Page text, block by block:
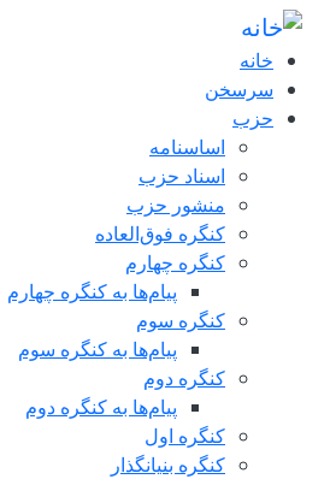
به محتوای اصلی
خانه
سرسخن
حزب
اساسنامه
اسناد حزب
منشور حزب
کنگره فوق‌العاده
کنگره چهارم
پیام‌ها به کنگره چهارم
کنگره سوم
پیام‌ها به کنگره سوم
کنگره دوم
پیام‌ها به کنگره دوم
کنگره اول
کنگره بنیانگذار